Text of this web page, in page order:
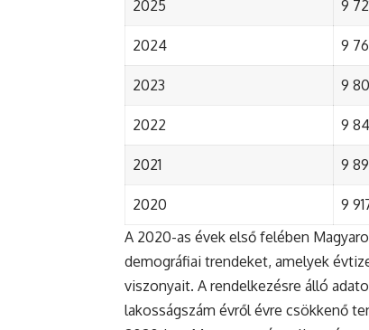
2025 9
2024 9
2023 9
2022 9
2021 9
2020
9
A 2020-as évek első felében
demográfiai trendeket, amelyek
viszonyait. A rendelkezésre álló
lakosságszám évről évre csökkenő